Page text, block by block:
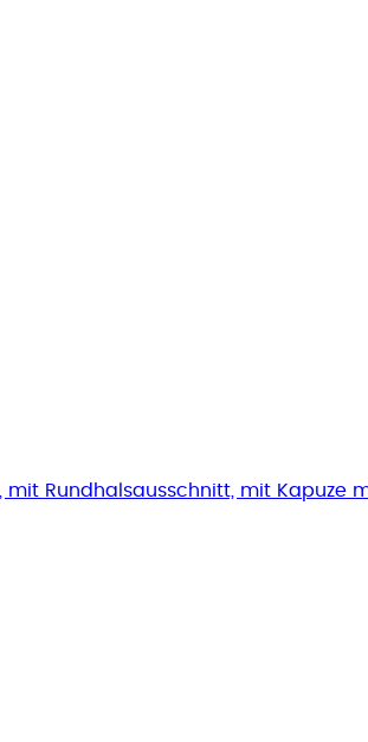
mit Rundhalsausschnitt, mit Kapuze